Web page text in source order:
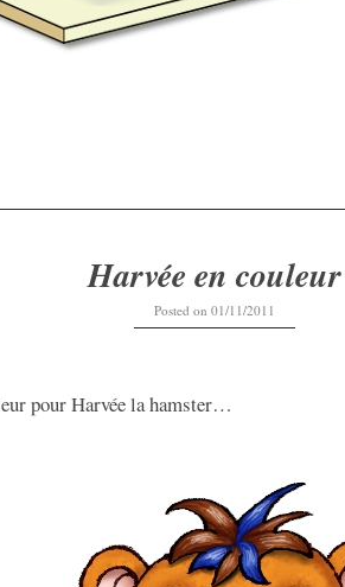
Harvée en couleur
Posted on 01/11/2011
pour Harvée la hamster…